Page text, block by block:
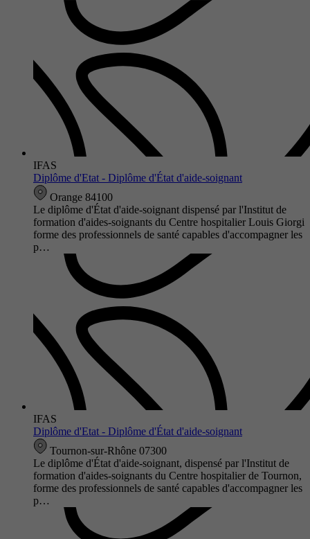
IFAS
Diplôme d'Etat - Diplôme d'État d'aide-soignant
Orange 84100
Le diplôme d'État d'aide-soignant dispensé par l'Institut de
formation d'aides-soignants du Centre hospitalier Louis Giorgi
forme des professionnels de santé capables d'accompagner les
p…
IFAS
Diplôme d'Etat - Diplôme d'État d'aide-soignant
Tournon-sur-Rhône 07300
Le diplôme d'État d'aide-soignant, dispensé par l'Institut de
formation d'aides-soignants du Centre hospitalier de Tournon,
forme des professionnels de santé capables d'accompagner les
p…